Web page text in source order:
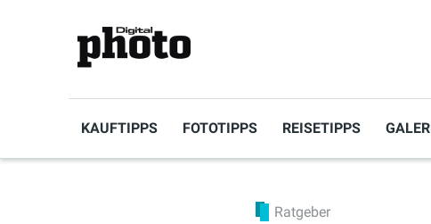
KAUFTIPPS FOTOTIPPS REISETIPPS
Ratgeber